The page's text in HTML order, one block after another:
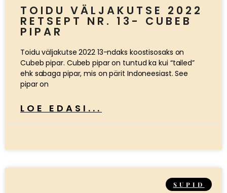
TOIDU VÄLJAKUTSE 2022
RETSEPT NR. 13- CUBEB
PIPAR
Toidu väljakutse 2022 13-ndaks koostisosaks on
Cubeb pipar. Cubeb pipar on tuntud ka kui “tailed”
ehk sabaga pipar, mis on pärit Indoneesiast. See
pipar on
LOE EDASI...
SUPID